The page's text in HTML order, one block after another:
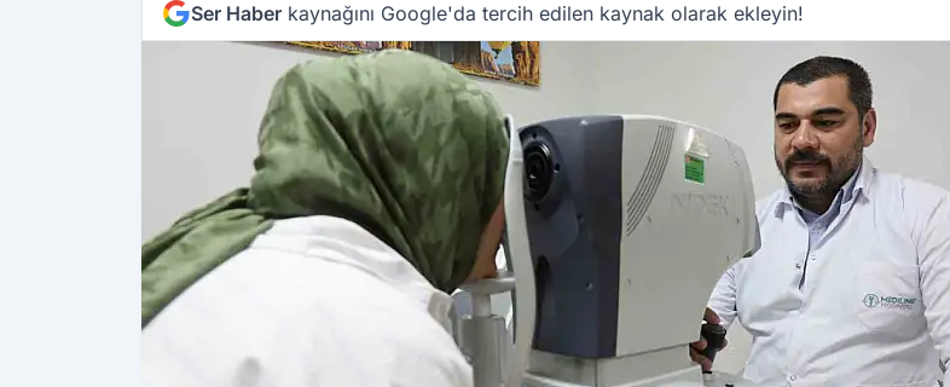
Ser Haber kaynağını Google'da tercih edilen kaynak olarak ekleyin!